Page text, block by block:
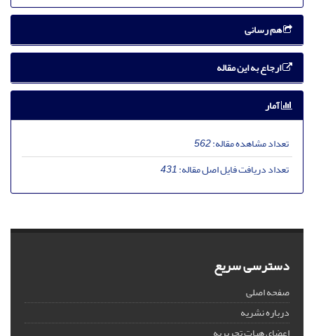
هم رسانی
ارجاع به این مقاله
آمار
تعداد مشاهده مقاله:562
تعداد دریافت فایل اصل مقاله:431
دسترسی سریع
صفحه اصلی
درباره نشریه